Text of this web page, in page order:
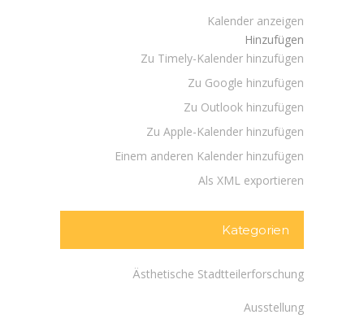
Kalender anzeigen
Hinzufügen
Zu Timely-Kalender hinzufügen
Zu Google hinzufügen
Zu Outlook hinzufügen
Zu Apple-Kalender hinzufügen
Einem anderen Kalender hinzufügen
Als XML exportieren
Kategorien
Ästhetische Stadtteilerforschung
Ausstellung